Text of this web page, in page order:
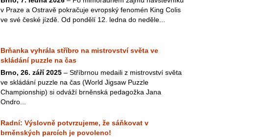
v Praze a Ostravě pokračuje evropský fenomén King Colis
ve své české jízdě. Od pondělí 12. ledna do neděle...
Brňanka vyhrála stříbro na mistrovství světa ve
skládání puzzle na čas
Brno, 26. září 2025 – Stříbrnou medaili z mistrovství světa
ve skládání puzzle na čas (World Jigsaw Puzzle
Championship) si odváží brněnská pedagožka Jana
Ondro...
Radní: Výslovně potvrzujeme, že sáňkovat v
brněnských parcích je povoleno!